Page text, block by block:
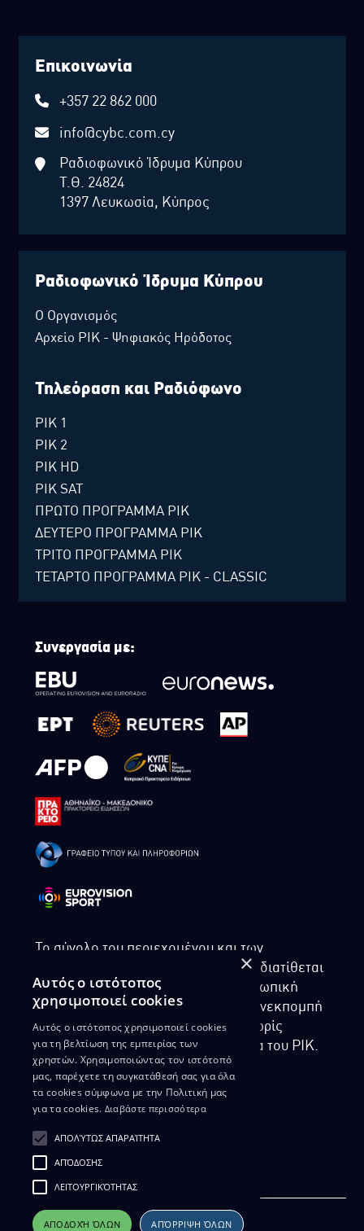
Επικοινωνία
+357 22 862 000
info@cybc.com.cy
Ραδιοφωνικό Ίδρυμα Κύπρου
Τ.Θ. 24824
1397 Λευκωσία, Κύπρος
Ραδιοφωνικό Ίδρυμα Κύπρου
Ο Οργανισμός
Αρχείο ΡΙΚ - Ψηφιακός Ηρόδοτος
Τηλεόραση και Ραδιόφωνο
ΡΙΚ 1
ΡΙΚ 2
ΡΙΚ HD
ΡΙΚ SAT
ΠΡΩΤΟ ΠΡΟΓΡΑΜΜΑ ΡΙΚ
ΔΕΥΤΕΡΟ ΠΡΟΓΡΑΜΜΑ ΡΙΚ
ΤΡΙΤΟ ΠΡΟΓΡΑΜΜΑ ΡΙΚ
ΤΕΤΑΡΤΟ ΠΡΟΓΡΑΜΜΑ ΡΙΚ - CLASSIC
Συνεργασία με:
Το σύνολο του περιεχομένου και των
υπηρεσιών της ιστοσελίδας του ΡΙΚ διατίθεται
στους επισκέπτες αυστηρά για προσωπική
χρήση. Απαγορεύεται η χρήση ή επανεκπομπή
του, σε οποιοδήποτε μορφή, με ή χωρίς
επεξεργασία και χωρίς γραπτή άδεια του ΡΙΚ.
ΔΙΚΑΙΩΜΑ ΠΡΟΣΤΑΣΙΑΣ ΔΕΔΟΜΕΝΩΝ
ΔΙΑΘΕΣΗ ΑΡΧΕΙΑΚΟΥ ΥΛΙΚΟΥ
ΠΟΛΙΤΙΚΗ ΑΠΟΡΡΗΤΟΥ EUROVISION
×
Αυτός ο ιστότοπος
χρησιμοποιεί cookies
Αυτός ο ιστότοπος χρησιμοποιεί cookies
για τη βελτίωση της εμπειρίας των
χρηστών. Χρησιμοποιώντας τον ιστότοπό
μας, παρέχετε τη συγκατάθεσή σας για όλα
τα cookies σύμφωνα με την Πολιτική μας
για τα cookies. Διαβάστε περισσότερα
ΑΠΟΛΎΤΩΣ ΑΠΑΡΑΊΤΗΤΑ
ΑΠΌΔΟΣΗΣ
ΛΕΙΤΟΥΡΓΙΚΌΤΗΤΑΣ
ΑΠΟΔΟΧΉ ΌΛΩΝ ΑΠΌΡΡΙΨΗ ΌΛΩΝ